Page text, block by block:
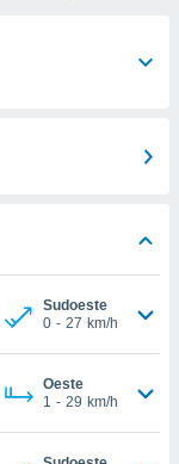
Sudoeste
0 - 27 km/h
Oeste
1 - 29 km/h